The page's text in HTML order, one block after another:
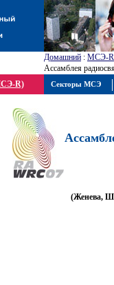
Домашний : МСЭ-R
Ассамблея
R)
(Женева,
Секторы МСЭ